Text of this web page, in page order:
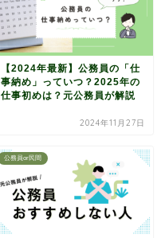
【2024年最新】公務員の「仕
事納め」っていつ？2025年の
仕事初めは？元公務員が解説
2024年11月27日
公務員or民間